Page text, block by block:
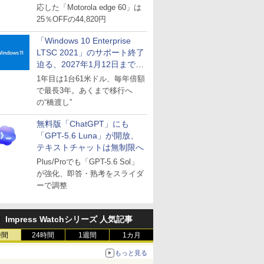
応した「Motorola edge 60」は
25％OFFの44,820円
「Windows 10 Enterprise
LTSC 2021」のサポート終了
迫る、2027年1月12日まで
～ESUは9月1日から販売
1年目は1台61米ドル、毎年倍額
で最長3年。あくまで移行へ
の“橋渡し”
無料版「ChatGPT」にも
「GPT-5.6 Luna」が開放、
テキストチャットは無制限へ
Plus/Proでも「GPT-5.6 Sol」
が強化、即答・熟考をスライダ
ーで調整
Impress Watchシリーズ 人気記事
24時間 1週間 1カ月
もっと見る